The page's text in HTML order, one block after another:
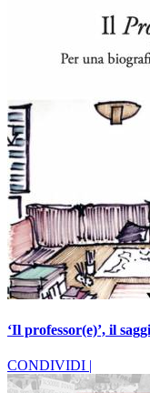
‘Il professor(e)’, il
CONDIVIDI |